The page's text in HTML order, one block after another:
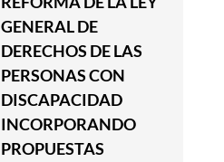
GENERAL DE
DERECHOS DE LAS
PERSONAS CON
DISCAPACIDAD
INCORPORANDO
PROPUESTAS